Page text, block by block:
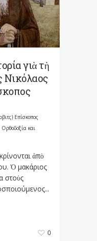
γιὰ τὴ
Νικόλαος
Επίσκοπος
Ορθοδοξία και
ἀπὸ
Ὁ μακάριος
στοὺς
0